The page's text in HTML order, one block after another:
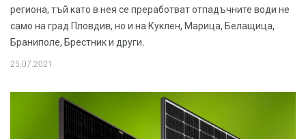
региона, тъй като в нея се преработват отпадъчните води не
само на град Пловдив, но и на Куклен, Марица, Белащица,
Браниполе, Брестник и други.
25.07.2021